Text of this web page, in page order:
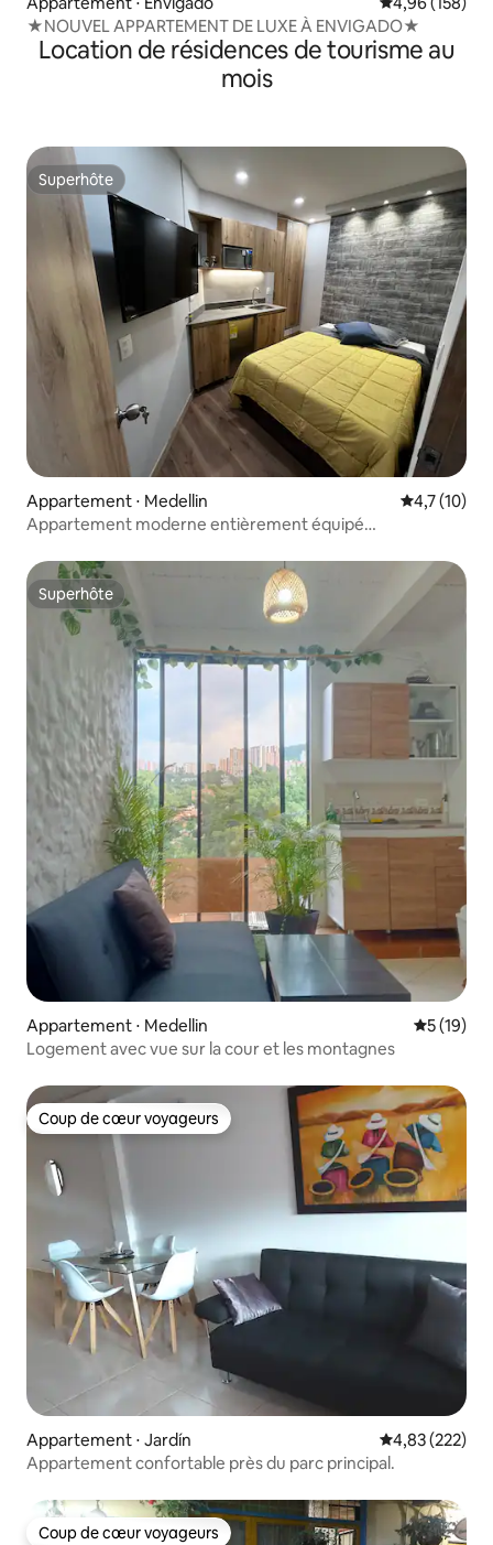
★NOUVEL APPARTEMENT DE LUXE À ENVIGADO★
Location de résidences de tourisme au
mois
Superhôte
Superhôte
Appartement ⋅ Medellin Évaluation
4,7 (10)
Appartement moderne entièrement équipé
Superhôte
Superhôte
Appartement ⋅ Medellin
5 (19)
Logement avec vue sur la cour et les montagnes
Coup de cœur voyageurs
Coup de cœur voyageurs
Appartement ⋅ Jardín Évaluation
4,83 (222)
Appartement confortable près du parc principal.
Coup de cœur voyageurs